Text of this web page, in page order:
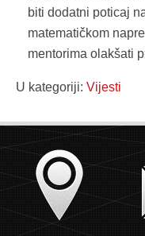
biti dodatni poticaj
matematičkom
mentorima olakšati
U kategoriji: Vijesti